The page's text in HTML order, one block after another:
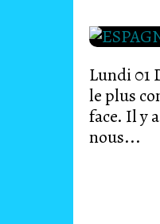
Lundi 01
le plus
face. Il y
nous...